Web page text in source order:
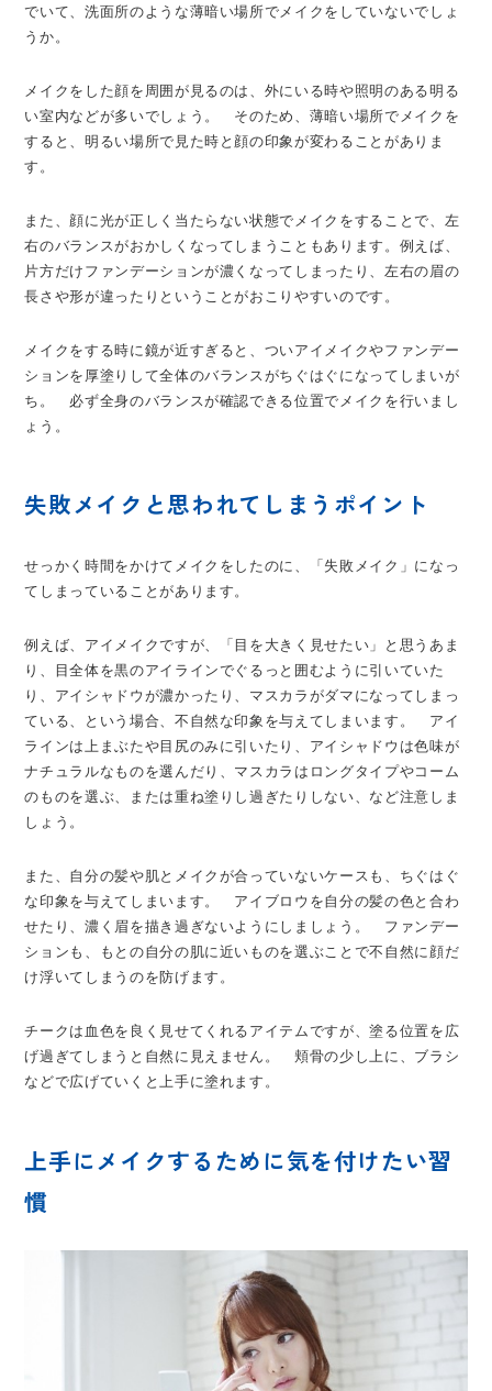
でいて、洗面所のような薄暗い場所でメイクをしていないでしょ
うか。
メイクをした顔を周囲が見るのは、外にいる時や照明のある明る
い室内などが多いでしょう。 そのため、薄暗い場所でメイクを
すると、明るい場所で見た時と顔の印象が変わることがありま
す。
また、顔に光が正しく当たらない状態でメイクをすることで、左
右のバランスがおかしくなってしまうこともあります。例えば、
片方だけファンデーションが濃くなってしまったり、左右の眉の
長さや形が違ったりということがおこりやすいのです。
メイクをする時に鏡が近すぎると、ついアイメイクやファンデー
ションを厚塗りして全体のバランスがちぐはぐになってしまいが
ち。 必ず全身のバランスが確認できる位置でメイクを行いまし
ょう。
失敗メイクと思われてしまうポイント
せっかく時間をかけてメイクをしたのに、「失敗メイク」になっ
てしまっていることがあります。
例えば、アイメイクですが、「目を大きく見せたい」と思うあま
り、目全体を黒のアイラインでぐるっと囲むように引いていた
り、アイシャドウが濃かったり、マスカラがダマになってしまっ
ている、という場合、不自然な印象を与えてしまいます。 アイ
ラインは上まぶたや目尻のみに引いたり、アイシャドウは色味が
ナチュラルなものを選んだり、マスカラはロングタイプやコーム
のものを選ぶ、または重ね塗りし過ぎたりしない、など注意しま
しょう。
また、自分の髪や肌とメイクが合っていないケースも、ちぐはぐ
な印象を与えてしまいます。 アイブロウを自分の髪の色と合わ
せたり、濃く眉を描き過ぎないようにしましょう。 ファンデー
ションも、もとの自分の肌に近いものを選ぶことで不自然に顔だ
け浮いてしまうのを防げます。
チークは血色を良く見せてくれるアイテムですが、塗る位置を広
げ過ぎてしまうと自然に見えません。 頬骨の少し上に、ブラシ
などで広げていくと上手に塗れます。
上手にメイクするために気を付けたい習
慣